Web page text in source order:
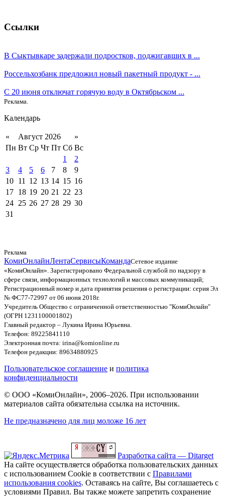
Ссылки
В Сыктывкаре задержали подростков, поджигавших в ...
Россельхозбанк предложил новый пакетный продукт - ...
С 20 июня отключат горячую воду в Октябрьском ...
Реклама.
Календарь
« Август 2026
»
Пн Вт Ср Чт Пт Сб Вс
1
2
3
4 5 6 7 8
9
10 11 12 13 14 15 16
17 18 19 20 21 22 23
24 25 26 27 28 29 30
31
Реклама
КомиОнлайнЛентаСервисыКомандаСетевое издание
«КомиОнлайн». Зарегистрировано Федеральной службой по надзору в
сфере связи, информационных технологий и массовых коммуникаций;
Регистрационный номер и дата принятия решения о регистрации: серия Эл
№ ФС77-72997 от 06 июня 2018г.
Учредитель Общество с ограниченной ответственностью "КомиОнлайн"
(ОГРН 1231100001802)
Главный редактор – Лукина Ирина Юрьевна.
Телефон: 89225841110
Электронная почта: irina@komionline.ru
Телефон редакции: 89634880925
Пользовательское соглашение и политика
конфиденциальности
© ООО «КомиОнлайн», 2006–2026. При использовании
материалов сайта обязательна ссылка на источник.
Не предназначено для лиц моложе 16 лет
Разработка сайта — Ditarget
На сайте осуществляется обработка пользовательских данных
с использованием Cookie в соответствии с Правилами
использования cookies. Оставаясь на сайте, Вы соглашаетесь с
условиями Правил. Вы также можете запретить сохранение